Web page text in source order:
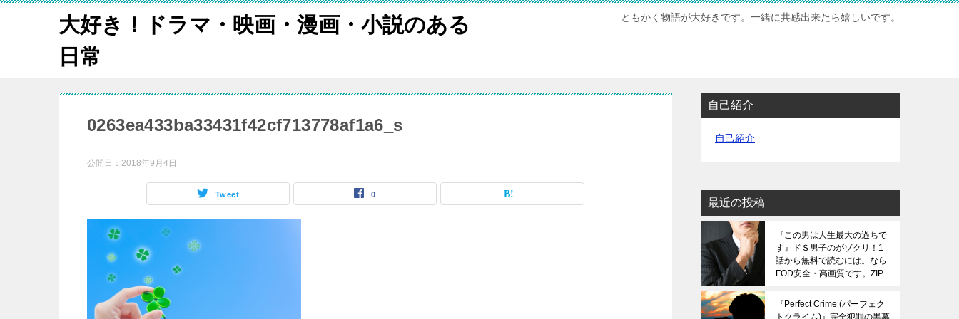
大好き！ドラマ・映画・漫画・小説のある
日常
ともかく物語が大好きです。一緒に共感出来たら嬉しいです。
0263ea433ba33431f42cf713778af1a6_s
公開日： 2018年9月4日
Tweet 0
自己紹介
自己紹介
最近の投稿
『この男は人生最大の過ちで
す』ドＳ男子のがゾクリ！1
話から無料で読むには。なら
FOD安全・高画質です。ZIP
『Perfect Crime (パーフェク
トクライム)』完全犯罪の黒幕